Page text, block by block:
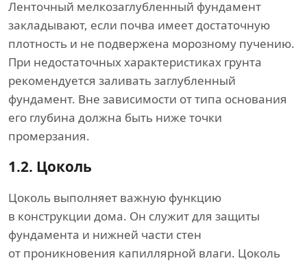
Ленточный мелкозаглубленный фундамент
закладывают, если почва имеет достаточную
плотность и не подвержена морозному пучению.
При недостаточных характеристиках грунта
рекомендуется заливать заглубленный
фундамент. Вне зависимости от типа основания
его глубина должна быть ниже точки
промерзания.
1.2. Цоколь
Цоколь выполняет важную функцию
в конструкции дома. Он служит для защиты
фундамента и нижней части стен
от проникновения капиллярной влаги. Цоколь